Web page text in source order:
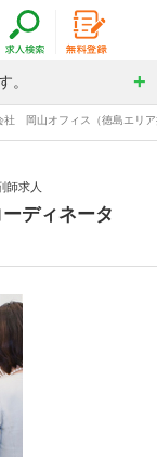
。
社 岡山オフィス（徳島エリ
師求人
ディネータ